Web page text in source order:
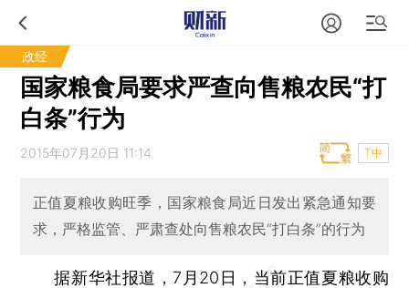
政经
国家粮食局要求严查向售粮农民“打
白条”行为
2015年07月20日 11:14 T中
正值夏粮收购旺季，国家粮食局近日发出紧急通知要
求，严格监管、严肃查处向售粮农民“打白条”的行为
据新华社报道，7月20日，当前正值夏粮收购